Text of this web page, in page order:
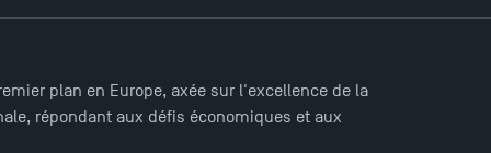
plan en Europe, axée sur l'excellence de la
répondant aux défis économiques et aux